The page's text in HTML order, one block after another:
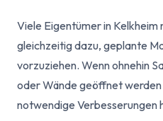
Viele Eigentümer in
gleichzeitig dazu, geplante
vorzuziehen. Wenn ohnehin
oder Wände geöffnet werden
notwendige Verbesserungen